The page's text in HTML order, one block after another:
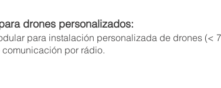
drones personalizados:
para instalación personalizada de drones (<
por rádio.